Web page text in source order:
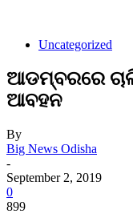
Uncategorized
ଆଡମ୍ବରରେ
ଆବହନ
By
Big News Odisha
-
September 2, 2019
0
899